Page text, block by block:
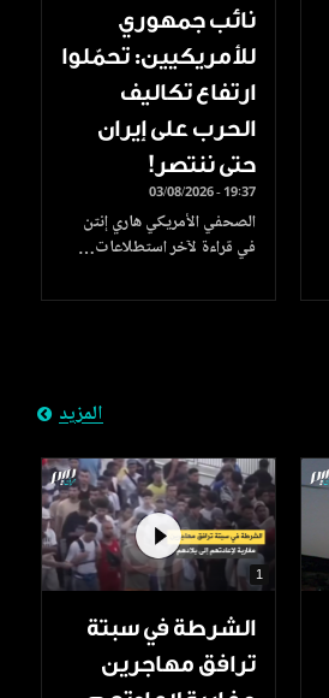
نائب جمهوري
للأمريكيين: تحمّلوا
ارتفاع تكاليف
الحرب على إيران
حتى ننتصر!
03/08/2026 - 19:37
الصحفي الأمريكي هاري إنتن
في قراءة لآخر استطلاعات…
المزيد
1
الشرطة في سبتة
ترافق مهاجرين